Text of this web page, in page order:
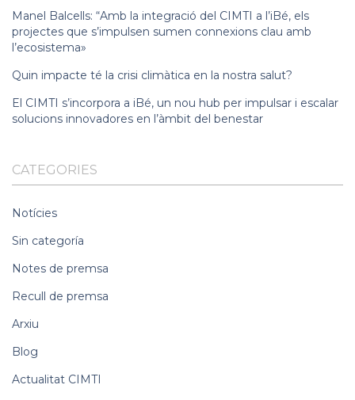
Manel Balcells: “Amb la integració del CIMTI a l’iBé, els
projectes que s’impulsen sumen connexions clau amb
l’ecosistema»
Quin impacte té la crisi climàtica en la nostra salut?
El CIMTI s’incorpora a iBé, un nou hub per impulsar i escalar
solucions innovadores en l’àmbit del benestar
CATEGORIES
Notícies
Sin categoría
Notes de premsa
Recull de premsa
Arxiu
Blog
Actualitat CIMTI